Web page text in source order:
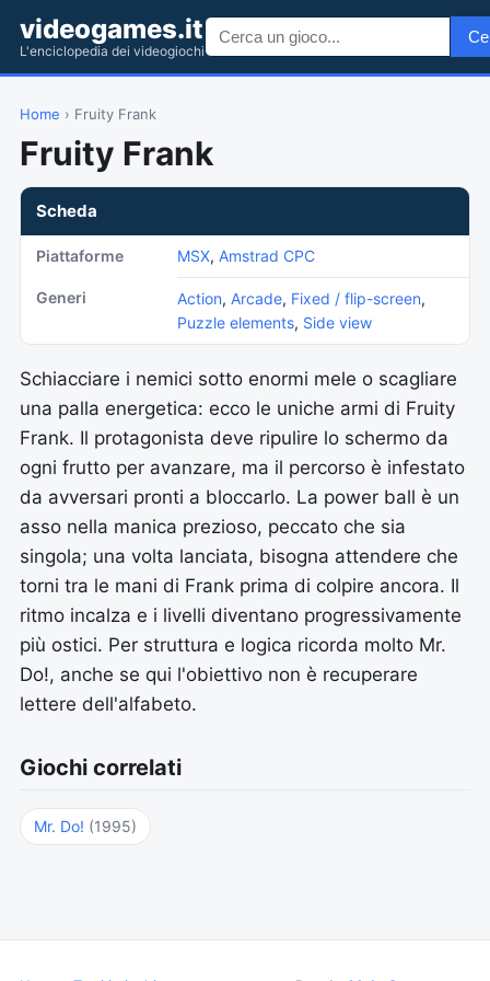
videogames.it
L'enciclopedia dei videogiochi
Home › Fruity Frank
Fruity Frank
Scheda
Piattaforme MSX, Amstrad CPC
Generi Action, Arcade, Fixed / flip-screen,
Puzzle elements, Side view
Schiacciare i nemici sotto enormi mele o scagliare
una palla energetica: ecco le uniche armi di Fruity
Frank. Il protagonista deve ripulire lo schermo da
ogni frutto per avanzare, ma il percorso è infestato
da avversari pronti a bloccarlo. La power ball è un
asso nella manica prezioso, peccato che sia
singola; una volta lanciata, bisogna attendere che
torni tra le mani di Frank prima di colpire ancora. Il
ritmo incalza e i livelli diventano progressivamente
più ostici. Per struttura e logica ricorda molto Mr.
Do!, anche se qui l'obiettivo non è recuperare
lettere dell'alfabeto.
Giochi correlati
Mr. Do! (1995)